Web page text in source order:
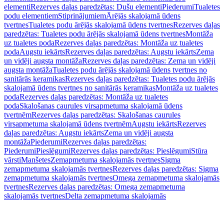
elementiRezerves daļas paredzētas: Dušu elementiPiederumiTualetes
podu elementiemStiprinājumiemĀrējās skalojamā ūdens
tvertnesTualetes podu ārējās skalojamā ūdens tvertnesRezerves daļas
paredzētas: Tualetes podu ārējās skalojamā ūdens tvertnesMontāža
uz tualetes podaRezerves daļas paredzētas: Montāža uz tualetes
podaAugstu iekārtsRezerves daļas paredzētas: Augstu iekārtsZema
un vidēji augsta montāžaRezerves daļas paredzētas: Zema un vidēji
augsta montāžaTualetes podu ārējās skalojamā ūdens tvertnes no
sanitārās keramikasRezerves daļas paredzētas: Tualetes podu ārējās
skalojamā ūdens tvertnes no sanitārās keramikasMontāža uz tualetes
podaRezerves daļas paredzētas: Montāža uz tualetes
podaSkalošanas caurules virsapmetuma skalojamā ūdens
tvertnēmRezerves daļas paredzētas: Skalošanas caurules
virsapmetuma skalojamā ūdens tvertnēmAugstu iekārtsRezerves
daļas paredzētas: Augstu iekārtsZema un vidēji augsta
montāžaPiederumiRezerves daļas paredzētas:
PiederumiPieslēgumiRezerves daļas paredzētas: PieslēgumiStūra
vārstiManšetesZemapmetuma skalojamās tvertnesSigma
zemapmetuma skalojamās tvertnesRezerves daļas paredzētas: Sigma
zemapmetuma skalojamās tvertnesOmega zemapmetuma skalojamās
tvertnesRezerves daļas paredzētas: Omega zemapmetuma
skalojamās tvertnesDelta zemapmetuma skalojamās